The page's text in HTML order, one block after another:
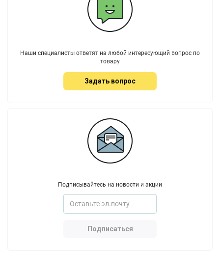
Наши специалисты ответят на любой интересующий вопрос по
товару
Задать вопрос
Подписывайтесь на новости и акции
Подписаться